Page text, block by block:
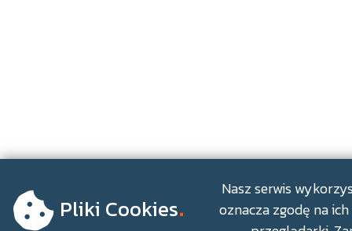
Pliki Cookies.
Nasz serwis
oznacza zgodę na